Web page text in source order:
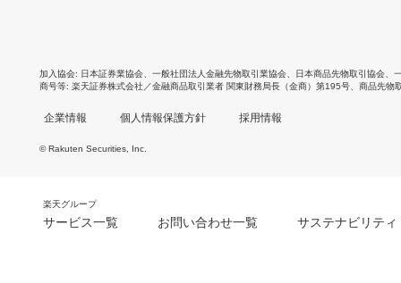
加入協会 日本証券業協会 一般社団法人金融先物取引業協会 日本商品先物取引協会
商号等 楽天証券株式会社／金融商品取引業者 関東財務局長（金商）第195号、商品先物
企業情報 個人情報保護方針 採用情報
© Rakuten Securities, Inc.
楽天グループ
サービス一覧 お問い合わせ一覧 サステナビリティ